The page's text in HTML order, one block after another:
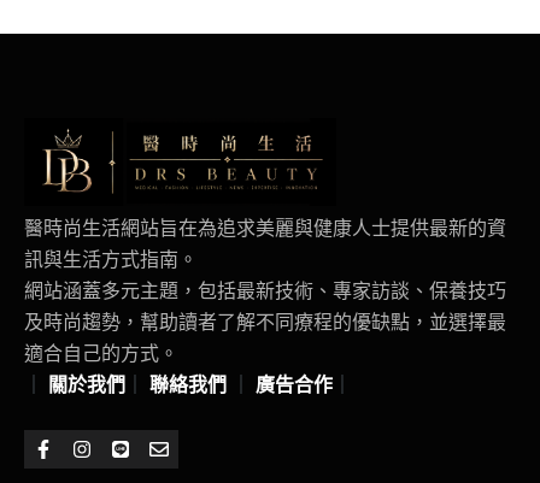
醫時尚生活網站旨在為追求美麗與健康人士提供最新的資
訊與生活方式指南。
網站涵蓋多元主題，包括最新技術、專家訪談、保養技巧
及時尚趨勢，幫助讀者了解不同療程的優缺點，並選擇最
適合自己的方式。
關於我們 聯絡我們 廣告合作